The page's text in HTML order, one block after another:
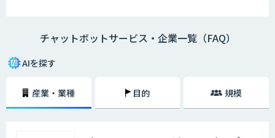
・AI型チャットボットの特徴
「機械学習型」といわれる仕組みを採用したチャットボットで、文章全体
の意味を理解した上で回答を返すことができるという特徴を持っていま
め、その学習を重ねるごとにチャットの回答精度が向上されていくのが大
チャットボットサービス・企業一覧（FAQ）
AIを探す
産業・業種 目的 規模